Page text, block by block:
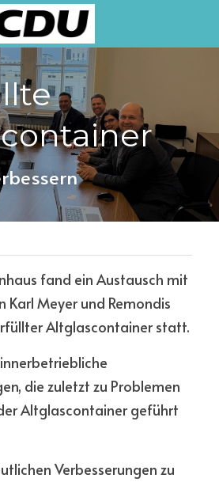
fand ein Austausch mit
Karl Meyer und Remondis
Altglascontainer statt.
die zuletzt zu Problemen
Altglascontainer geführt
Verbesserungen zu